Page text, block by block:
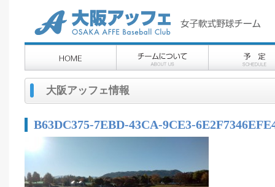
大阪アッフェ情報
B63DC375-7EBD-43CA-9CE3-